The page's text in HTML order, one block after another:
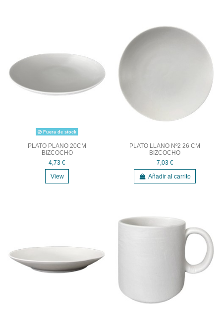
Fuera de stock
PLATO PLANO 20CM
BIZCOCHO
4,73 €
View
PLATO LLANO Nº2 26 CM
BIZCOCHO
7,03 €
Añadir al carrito